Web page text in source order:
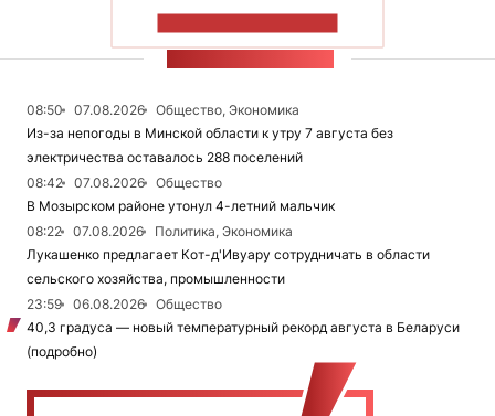
08:50 07.08.2026
Общество, Экономика
Из-за непогоды в Минской области к утру 7 августа без
электричества оставалось 288 поселений
08:42
07.08.2026
Общество
В Мозырском районе утонул 4-летний мальчик
08:22
07.08.2026
Политика, Экономика
Лукашенко предлагает Кот-д'Ивуару сотрудничать в области
сельского хозяйства, промышленности
23:59
06.08.2026
Общество
40,3 градуса — новый температурный рекорд августа в Беларуси
(подробно)